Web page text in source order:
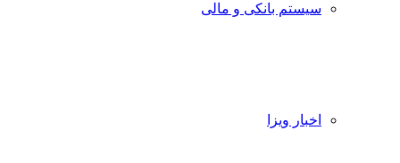
سیستم بانکی و مالی
اخبار ویزا